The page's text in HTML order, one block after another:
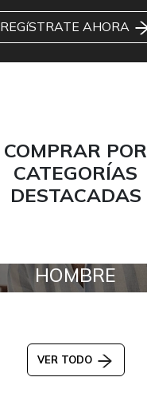
REGíSTRATE AHORA
COMPRAR POR
CATEGORÍAS
DESTACADAS
HOMBRE
VER TODO